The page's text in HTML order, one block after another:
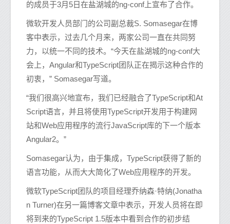
的成员于3月5日在盐湖城的ng-conf上宣布了合作。
微软开发人员部门的公司副总裁S. Somasegar在博
客中表示，过去几个月来，两家公司一直在共同努
力，以统一不同的技术。“今天在盐湖城的ng-conf大
会上，Angular和TypeScript团队正在揭示这种合作的
初衷，” Somasegar写道。
“我们很高兴地宣布，我们已经融合了TypeScript和At
Script语言，并且将使用TypeScript开发用于构建网
站和Web应用程序的流行JavaScript库的下一个版本
Angular2。”
Somasegar认为，由于集成，TypeScript获得了新的
语言功能，从而大大简化了Web应用程序的开发。
微软TypeScript团队的项目经理乔纳森·特纳(Jonatha
n Turner)在另一篇博客文章中表示，开发人员将在即
将到来的TypeScript 1.5版本中看到合作的初步结